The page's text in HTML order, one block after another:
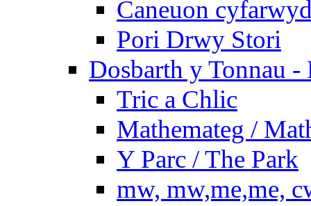
Caneuon
Pori Drwy Stori
Dosbarth y Tonnau -
Tric a Chlic
Mathemateg /
Y Parc / The Park
mw, mw,me,me,